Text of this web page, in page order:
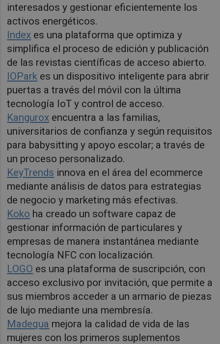
interesados y gestionar eficientemente los
activos energéticos.
Index es una plataforma que optimiza y
simplifica el proceso de edición y publicación
de las revistas científicas de acceso abierto.
IOPark es un dispositivo inteligente para abrir
puertas a través del móvil con la última
tecnología IoT y control de acceso.
Kangurox encuentra a las familias,
universitarios de confianza y según requisitos
para babysitting y apoyo escolar; a través de
un proceso personalizado.
KeyTrends innova en el área del ecommerce
mediante análisis de datos para estrategias
de negocio y marketing más efectivas.
Koko ha creado un software capaz de
gestionar información de particulares y
empresas de manera instantánea mediante
tecnología NFC con localización.
LOGO es una plataforma de suscripción, con
acceso exclusivo por invitación, que permite a
sus miembros acceder a un armario de piezas
de lujo mediante una membresía.
Madequa mejora la calidad de vida de las
mujeres con los primeros suplementos